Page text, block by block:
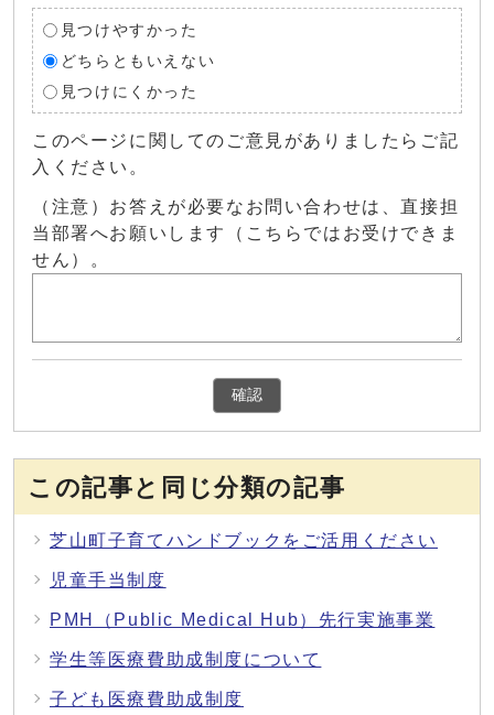
見つけやすかった
どちらともいえない
見つけにくかった
このページに関してのご意見がありましたらご記
入ください。
（注意）お答えが必要なお問い合わせは、直接担
当部署へお願いします（こちらではお受けできま
せん）。
確認
この記事と同じ分類の記事
芝山町子育てハンドブックをご活用ください
児童手当制度
PMH（Public Medical Hub）先行実施事業
学生等医療費助成制度について
子ども医療費助成制度